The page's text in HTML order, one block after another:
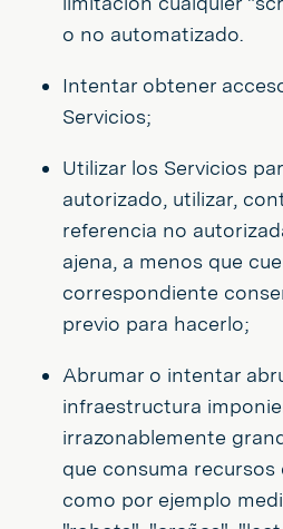
o no automatizado.
Intentar obtener
Servicios;
Utilizar los Servicios
autorizado, utilizar,
referencia no
ajena, a menos que
correspondiente
previo para hacerlo;
Abrumar o intentar
infraestructura
irrazonablemente
que consuma
como por ejemplo